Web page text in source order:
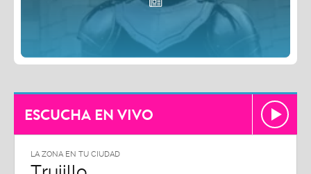
ESCUCHA EN VIVO
LA ZONA EN TU CIUDAD